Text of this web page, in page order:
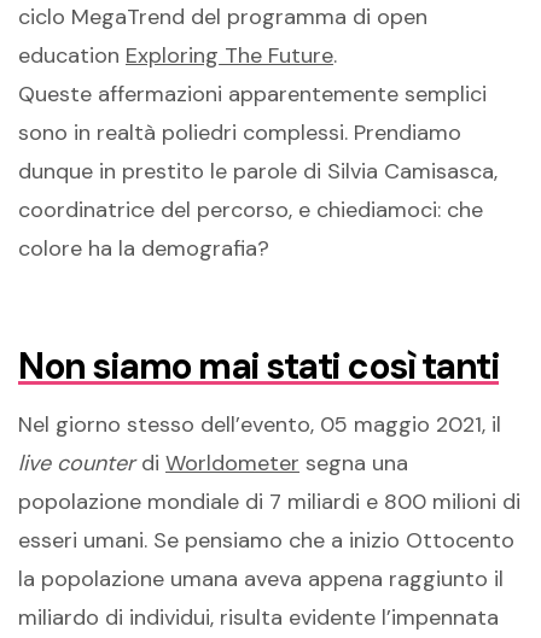
ciclo MegaTrend del programma di open
education Exploring The Future.
Queste affermazioni apparentemente semplici
sono in realtà poliedri complessi. Prendiamo
dunque in prestito le parole di Silvia Camisasca,
coordinatrice del percorso, e chiediamoci: che
colore ha la demografia?
Non siamo mai stati così tanti
Nel giorno stesso dell’evento, 05 maggio 2021, il
live counterdi Worldometer segna una
popolazione mondiale di 7 miliardi e 800 milioni di
esseri umani. Se pensiamo che a inizio Ottocento
la popolazione umana aveva appena raggiunto il
miliardo di individui, risulta evidente l’impennata